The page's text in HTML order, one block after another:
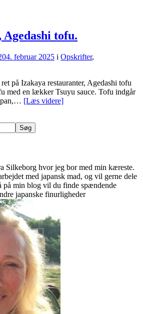
tofu.
4. februar 2025 i Opskrifter,
på Izakaya restauranter, Agedashi tofu
med en lækker Tsuyu sauce. Tofu indgår
[Læs videre]
Søg
Silkeborg hvor jeg bor med min kæreste.
med japansk mad, og vil gerne dele
på min blog vil du finde spændende
japanske finurligheder